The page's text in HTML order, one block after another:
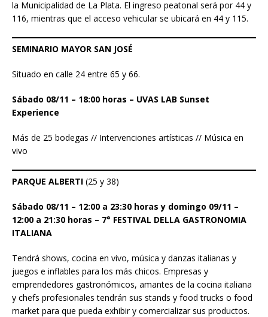
la Municipalidad de La Plata. El ingreso peatonal será por 44 y
116, mientras que el acceso vehicular se ubicará en 44 y 115.
SEMINARIO MAYOR SAN JOSÉ
Situado en calle 24 entre 65 y 66.
Sábado 08/11 – 18:00 horas – UVAS LAB Sunset
Experience
Más de 25 bodegas // Intervenciones artísticas // Música en
vivo
PARQUE ALBERTI (25 y 38)
Sábado 08/11 – 12:00 a 23:30 horas y domingo 09/11 –
12:00 a 21:30 horas – 7° FESTIVAL DELLA GASTRONOMIA
ITALIANA
Tendrá shows, cocina en vivo, música y danzas italianas y
juegos e inflables para los más chicos. Empresas y
emprendedores gastronómicos, amantes de la cocina italiana
y chefs profesionales tendrán sus stands y food trucks o food
market para que pueda exhibir y comercializar sus productos.